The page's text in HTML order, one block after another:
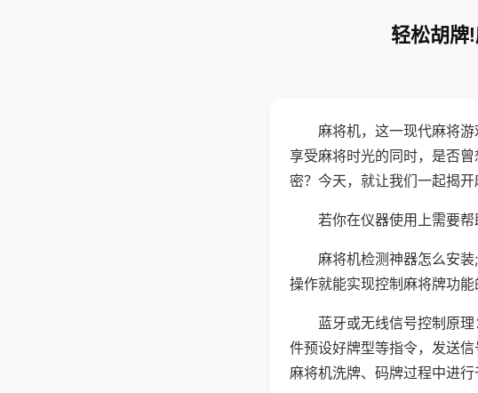
轻松胡牌
麻将机，这一现代麻将
享受麻将时光的同时，是否
密？今天，就让我们一起揭
若你在仪器使用上需要
麻将机检测神器怎么安
操作就能实现控制麻将牌功能
蓝牙或无线信号控制原
件预设好牌型等指令，发送
麻将机洗牌、码牌过程中进行